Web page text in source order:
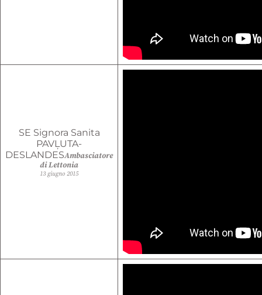
SE Signora Sanita
PAVĻUTA-
DESLANDESAmbasciatore
di Lettonia
13 giugno 2015